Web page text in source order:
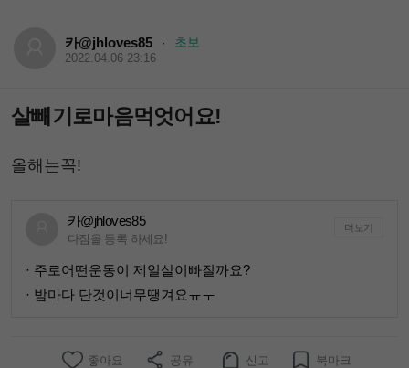
카@jhloves85 · 초보
2022.04.06 23:16
살빼기로마음먹엇어요!
올해는꼭!
카@jhloves85
다짐을 등록 하세요!
더보기
· 주로어떤운동이 제일살이빠질까요?
· 밤마다 단것이너무땡겨요ㅠㅜ
좋아요 공유 신고 북마크